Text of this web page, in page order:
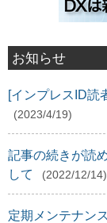
お知らせ
[インプレスID読
(2023/4/19)
記事の続きが読
して
(2022/12/14)
定期メンテナン